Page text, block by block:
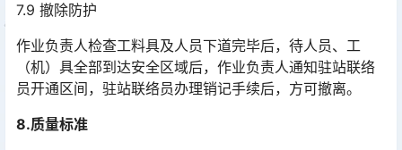
7.9 撤除防护
作业负责人检查工料具及人员下道完毕后，待人员、工
（机）具全部到达安全区域后，作业负责人通知驻站联络
员开通区间，驻站联络员办理销记手续后，方可撤离。
8.质量标准